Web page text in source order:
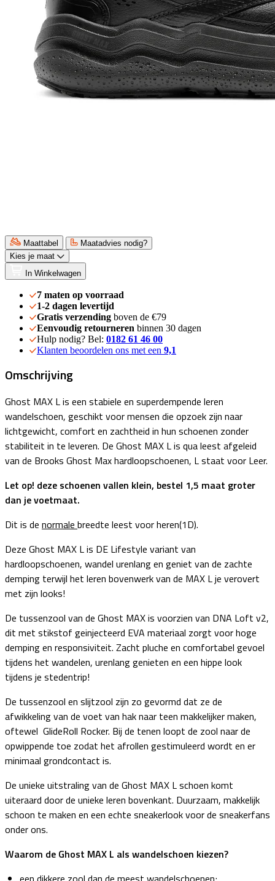
Maattabel
Maatadvies nodig?
Kies je maat
In Winkelwagen
7 maten op voorraad
1-2 dagen levertijd
Gratis verzending boven de €79
Eenvoudig retourneren binnen 30 dagen
Hulp nodig? Bel: 0182 61 46 00
Klanten beoordelen ons met een 9,1
Omschrijving
Ghost MAX L is een stabiele en superdempende leren
wandelschoen, geschikt voor mensen die opzoek zijn naar
lichtgewicht, comfort en zachtheid in hun schoenen zonder
stabiliteit in te leveren. De Ghost MAX L is qua leest afgeleid
van de Brooks Ghost Max hardloopschoenen, L staat voor Leer.
Let op! deze schoenen vallen klein, bestel 1,5 maat groter
dan je voetmaat.
Dit is de normale breedte leest voor heren(1D).
Deze Ghost MAX L is DE Lifestyle variant van
hardloopschoenen, wandel urenlang en geniet van de zachte
demping terwijl het leren bovenwerk van de MAX L je verovert
met zijn looks!
De tussenzool van de Ghost MAX is voorzien van DNA Loft v2,
dit met stikstof geinjecteerd EVA materiaal zorgt voor hoge
demping en responsiviteit. Zacht pluche en comfortabel gevoel
tijdens het wandelen, urenlang genieten en een hippe look
tijdens je stedentrip!
De tussenzool en slijtzool zijn zo gevormd dat ze de
afwikkeling van de voet van hak naar teen makkelijker maken,
oftewel GlideRoll Rocker. Bij de tenen loopt de zool naar de
opwippende toe zodat het afrollen gestimuleerd wordt en er
minimaal grondcontact is.
De unieke uitstraling van de Ghost MAX L schoen komt
uiteraard door de unieke leren bovenkant. Duurzaam, makkelijk
schoon te maken en een echte sneakerlook voor de sneakerfans
onder ons.
Waarom de Ghost MAX L als wandelschoen kiezen?